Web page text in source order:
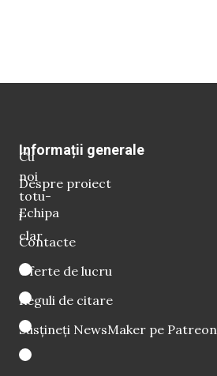
Cu
noi
totu-
i
clar
Informații generale
Despre proiect
Echipa
Contacte
Oferte de lucru
Reguli de citare
Susțineți NewsMaker pe Patreon